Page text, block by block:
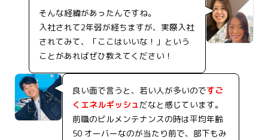
そんな経緯があったんですね。
入社されて2年弱が経ちますが、実際入社
されてみて、「ここはいいな！」という
ことがあればぜひ教えてください！
良い面で言うと、若い人が多いのですご
くエネルギッシュだなと感じています。
前職のビルメンテナンスの時は平均年齢
50 オーバーなのが当たり前で、部下もみ